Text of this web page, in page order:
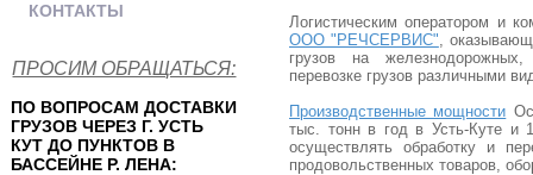
Логистическим оператором и
ООО "РЕЧСЕРВИС",
грузов на
перевозке грузов различными
Производственные мощности
тыс. тонн в год в Усть-Куте и
осуществлять обработку и
продовольственных товаров,
КОНТАКТЫ
ПРОСИМ ОБРАЩАТЬСЯ:
ПО ВОПРОСАМ ДОСТАВКИ
ГРУЗОВ ЧЕРЕЗ Г. УСТЬ
КУТ ДО ПУНКТОВ В
БАССЕЙНЕ Р. ЛЕНА: